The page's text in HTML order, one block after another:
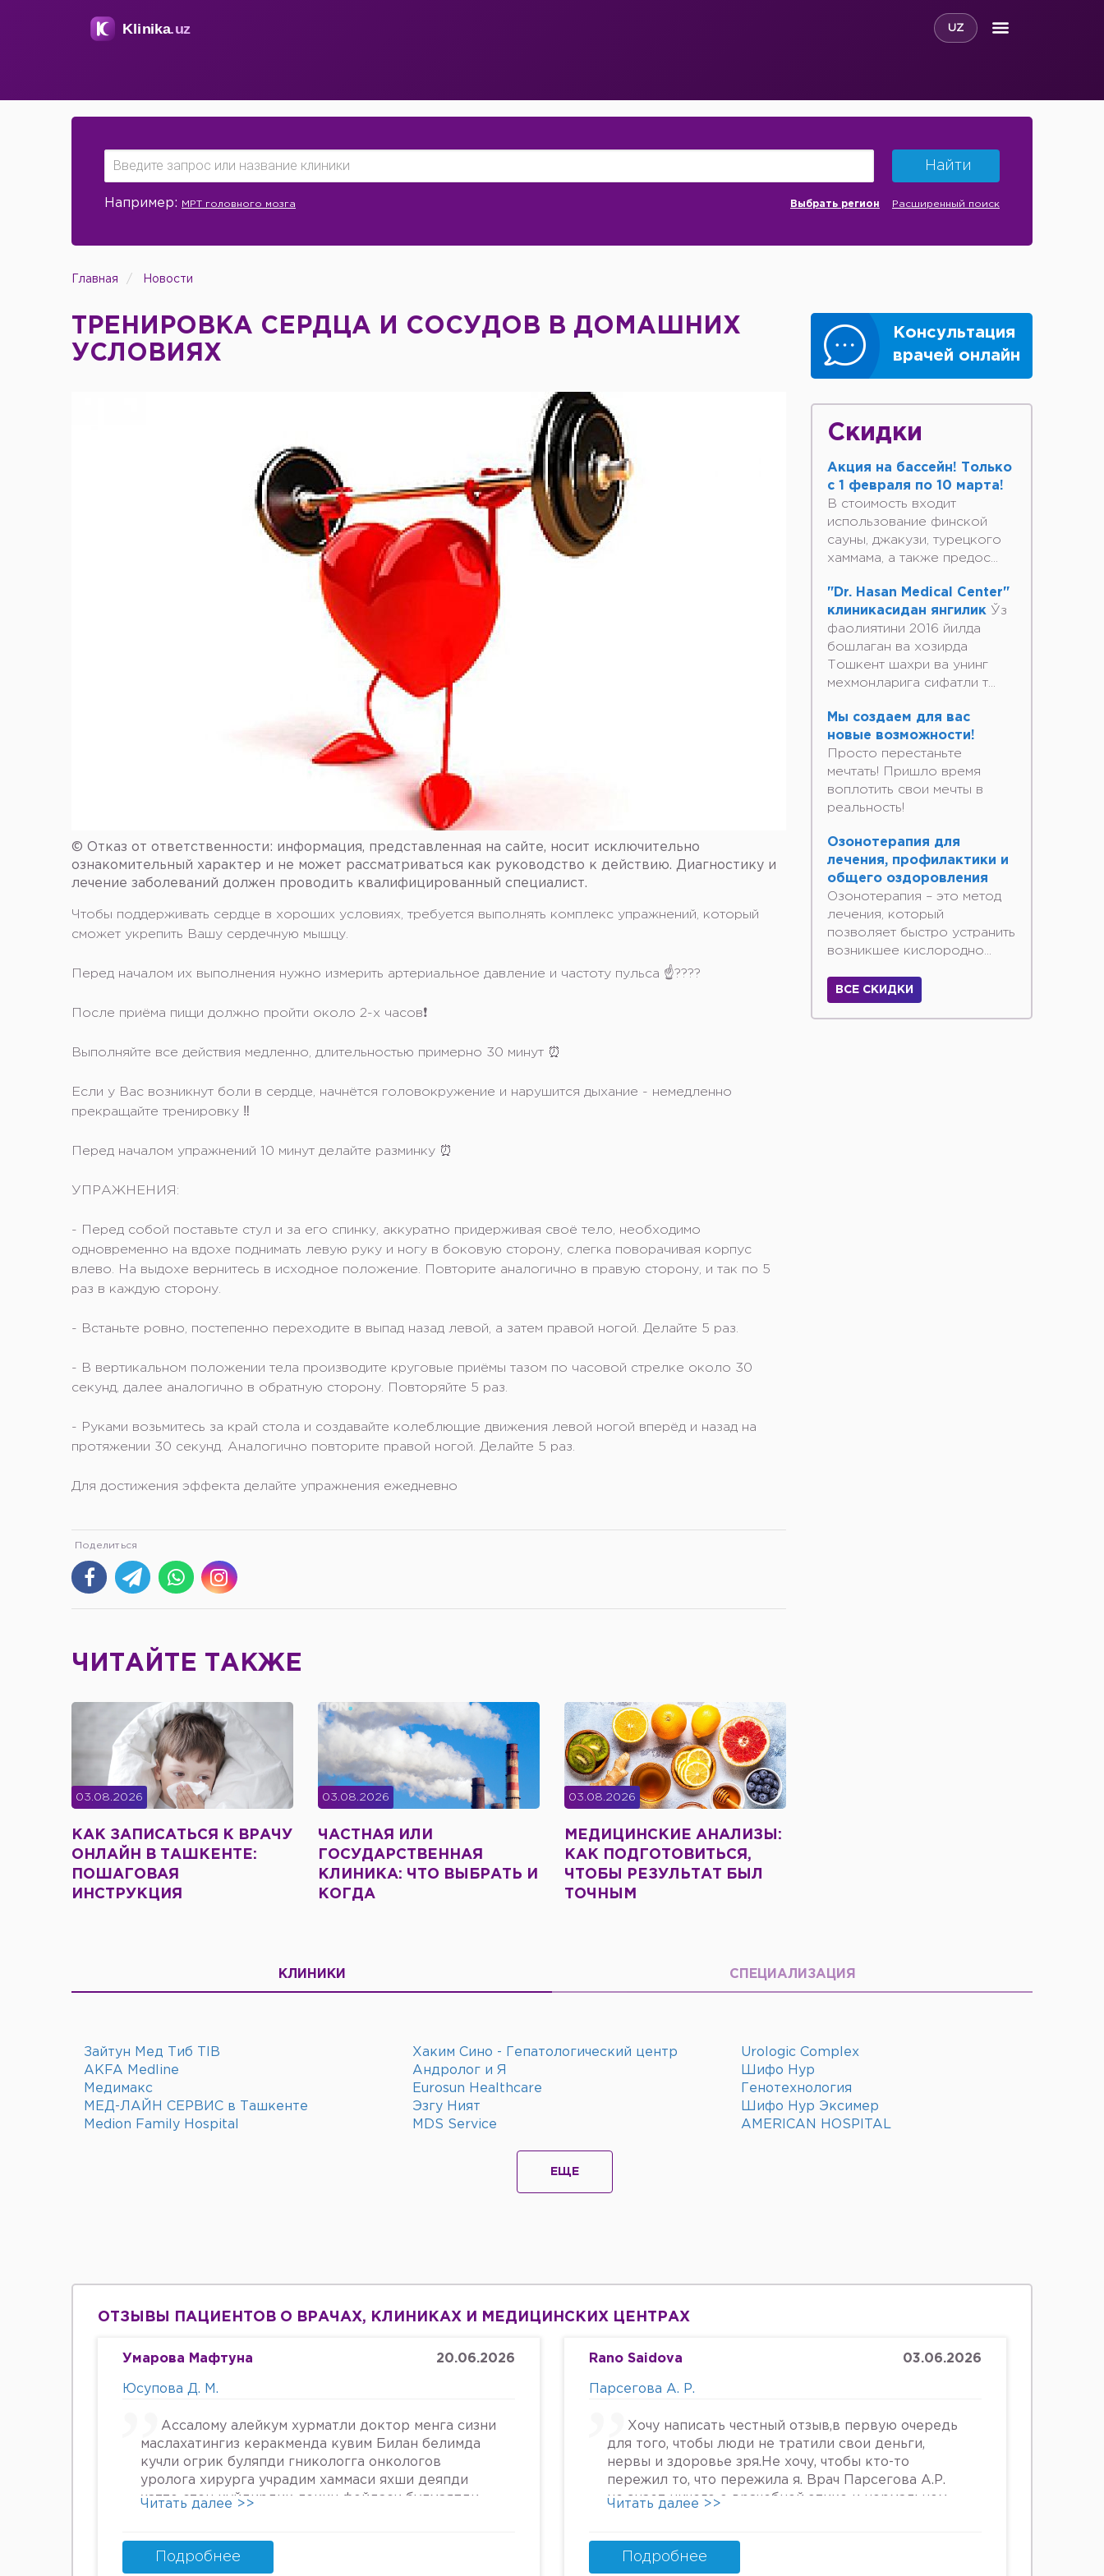
UZ
Найти
Например: МРТ головного мозга Выбрать регион Расширенный поиск
Главная Новости
ТРЕНИРОВКА СЕРДЦА И СОСУДОВ В ДОМАШНИХ
УСЛОВИЯХ
© Отказ от ответственности: информация, представленная на сайте, носит исключительно
ознакомительный характер и не может рассматриваться как руководство к действию. Диагностику и
лечение заболеваний должен проводить квалифицированный специалист.
Чтобы поддерживать сердце в хороших условиях, требуется выполнять комплекс упражнений, который
сможет укрепить Вашу сердечную мышцу.
Перед началом их выполнения нужно измерить артериальное давление и частоту пульса ☝️????
После приёма пищи должно пройти около 2-х часов❗️
Выполняйте все действия медленно, длительностью примерно 30 минут ⏰
Если у Вас возникнут боли в сердце, начнётся головокружение и нарушится дыхание - немедленно
прекращайте тренировку ‼️
Перед началом упражнений 10 минут делайте разминку ⏰
УПРАЖНЕНИЯ:
- Перед собой поставьте стул и за его спинку, аккуратно придерживая своё тело, необходимо
одновременно на вдохе поднимать левую руку и ногу в боковую сторону, слегка поворачивая корпус
влево. На выдохе вернитесь в исходное положение. Повторите аналогично в правую сторону, и так по 5
раз в каждую сторону.
- Встаньте ровно, постепенно переходите в выпад назад левой, а затем правой ногой. Делайте 5 раз.
- В вертикальном положении тела производите круговые приёмы тазом по часовой стрелке около 30
секунд, далее аналогично в обратную сторону. Повторяйте 5 раз.
- Руками возьмитесь за край стола и создавайте колеблющие движения левой ногой вперёд и назад на
протяжении 30 секунд. Аналогично повторите правой ногой. Делайте 5 раз.
Для достижения эффекта делайте упражнения ежедневно
ЧИТАЙТЕ ТАКЖЕ
03.08.2026
КАК ЗАПИСАТЬСЯ К ВРАЧУ
ОНЛАЙН В ТАШКЕНТЕ:
ПОШАГОВАЯ
ИНСТРУКЦИЯ
03.08.2026
ЧАСТНАЯ ИЛИ
ГОСУДАРСТВЕННАЯ
КЛИНИКА: ЧТО ВЫБРАТЬ И
КОГДА
03.08.2026
МЕДИЦИНСКИЕ АНАЛИЗЫ:
КАК ПОДГОТОВИТЬСЯ,
ЧТОБЫ РЕЗУЛЬТАТ БЫЛ
ТОЧНЫМ
Консультация
врачей онлайн
Скидки
Акция на бассейн! Только
с 1 февраля по 10 марта!
В стоимость входит
использование финской
сауны, джакузи, турецкого
хаммама, а также предос...
"Dr. Hasan Medical Center"
клиникасидан янгилик Ўз
фаолиятини 2016 йилда
бошлаган ва хозирда
Тошкент шахри ва унинг
мехмонларига сифатли т...
Мы создаем для вас
новые возможности!
Просто перестаньте
мечтать! Пришло время
воплотить свои мечты в
реальность!
Озонотерапия для
лечения, профилактики и
общего оздоровления
Озонотерапия – это метод
лечения, который
позволяет быстро устранить
возникшее кислородно...
ВСЕ СКИДКИ
КЛИНИКИ СПЕЦИАЛИЗАЦИЯ
Зайтун Мед Тиб TIB Хаким Сино - Гепатологический центр
Urologic Complex
AKFA Medline
Андролог и Я
Шифо Нур
Медимакс
Eurosun Healthcare
Генотехнология
МЕД-ЛАЙН СЕРВИС в Ташкенте
Эзгу Ният
Шифо Нур Эксимер
Medion Family Hospital
MDS Service AMERICAN HOSPITAL
ЕЩЕ
ОТЗЫВЫ ПАЦИЕНТОВ О ВРАЧАХ, КЛИНИКАХ И МЕДИЦИНСКИХ ЦЕНТРАХ
Умарова Мафтуна 20.06.2026
Юсупова Д. М.
Ассалому алейкум хурматли доктор менга сизни
маслахатингиз керакменда кувим Билан белимда
кучли огрик буляпди гникологга онкологов
уролога хирурга учрадим хаммаси яхши деяпди
хатто стен куйдирдик лекин фойдаси булмаяпди
Энди Нима килшини билмай колдим ердам Беринг
34га кирдим 3та фарзанди бор хурмат Билан
Читать далее >>
Подробнее
Rano Saidova 03.06.2026
Парсегова А. Р.
Хочу написать честный отзыв,в первую очередь
для того, чтобы люди не тратили свои деньги,
нервы и здоровье зря.Не хочу, чтобы кто-то
пережил то, что пережила я. Врач Парсегова А.Р.
не знает ничего о врачебной этике и нормальном
идите.Я не знала, что врач, тем более женщина,
может так унижать женщин, убивать в них
Читать далее >>
Подробнее